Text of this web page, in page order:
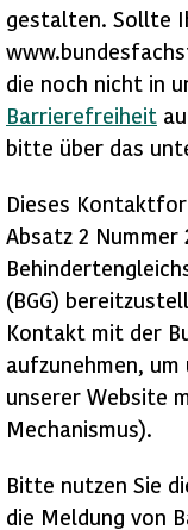
gestalten. Sollte
die noch nicht in
Barrierefreiheit
bitte über das
Dieses
Absatz 2 Nummer
(BGG)
Kontakt mit der
aufzunehmen,
unserer Website
Mechanismus).
Bitte nutzen Sie
die Meldung von